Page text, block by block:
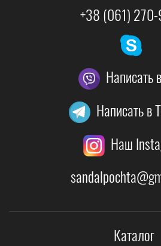
+38 (061)
Написать
Написать в
Наш
Каталог